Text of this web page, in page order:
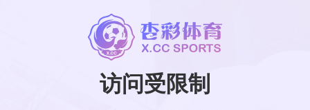
访问受限制